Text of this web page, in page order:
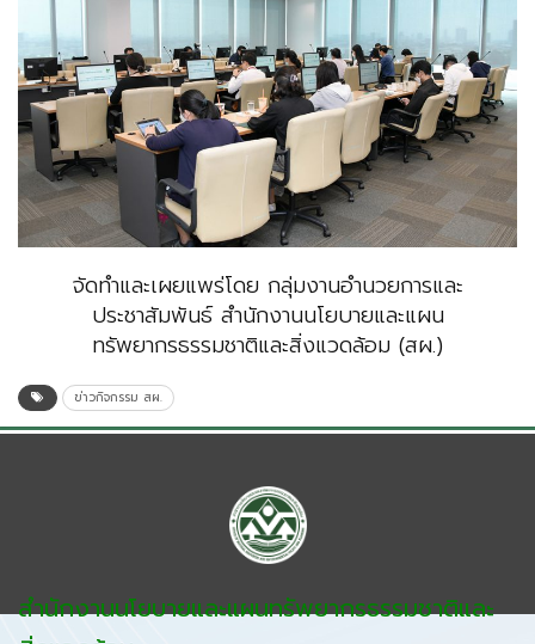
จัดทำและเผยแพร่โดย กลุ่มงานอำนวยการและ
ประชาสัมพันธ์ สำนักงานนโยบายและแผน
ทรัพยากรธรรมชาติและสิ่งแวดล้อม (สผ.)
ข่าวกิจกรรม สผ.
สำนักงานนโยบายและแผนทรัพยากรธรรมชาติและ